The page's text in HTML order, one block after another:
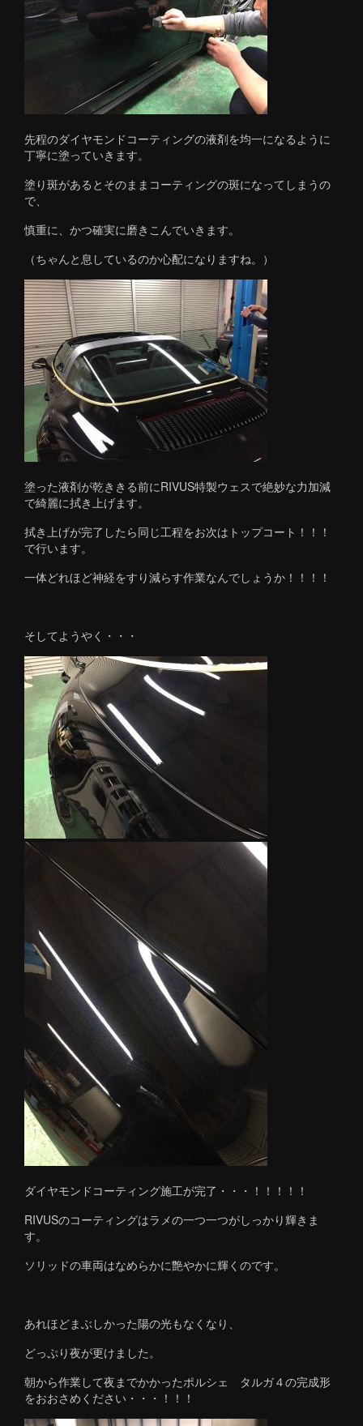
先程のダイヤモンドコーティングの液剤を均一になるように
丁寧に塗っていきます。
塗り斑があるとそのままコーティングの斑になってしまうの
で、
慎重に、かつ確実に磨きこんでいきます。
（ちゃんと息しているのか心配になりますね。）
塗った液剤が乾ききる前にRIVUS特製ウェスで絶妙な力加減
で綺麗に拭き上げます。
拭き上げが完了したら同じ工程をお次はトップコート！！！
で行います。
一体どれほど神経をすり減らす作業なんでしょうか！！！！
そしてようやく・・・
ダイヤモンドコーティング施工が完了・・・！！！！！
RIVUSのコーティングはラメの一つ一つがしっかり輝きま
す。
ソリッドの車両はなめらかに艶やかに輝くのです。
あれほどまぶしかった陽の光もなくなり、
どっぷり夜が更けました。
朝から作業して夜までかかったポルシェ タルガ４の完成形
をおおさめください・・・！！！